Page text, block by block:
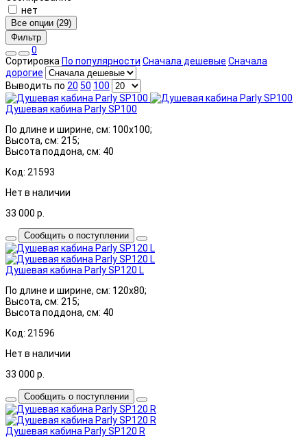
нет
Все опции (29)
Фильтр
0
Сортировка По популярности Сначала дешевые Сначала
дорогие
Выводить по 20 50 100
Душевая кабина Parly SP100
По длине и ширине, см: 100x100;
Высота, см: 215;
Высота поддона, см: 40
Код: 21593
Нет в наличии
33 000 р.
Сообщить о поступлении
Душевая кабина Parly SP120 L
По длине и ширине, см: 120x80;
Высота, см: 215;
Высота поддона, см: 40
Код: 21596
Нет в наличии
33 000 р.
Сообщить о поступлении
Душевая кабина Parly SP120 R